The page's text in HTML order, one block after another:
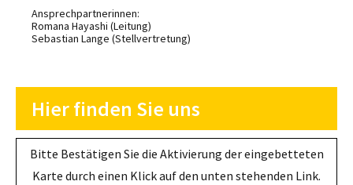
Ansprechpartnerinnen:
Romana Hayashi (Leitung)
Sebastian Lange (Stellvertretung)
Hier finden Sie uns
Bitte Bestätigen Sie die Aktivierung der eingebetteten
Karte durch einen Klick auf den unten stehenden Link.